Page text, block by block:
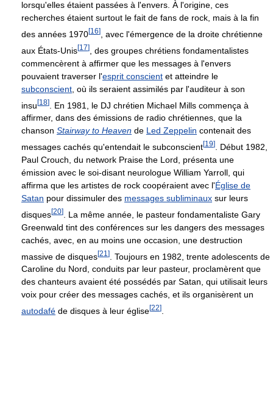
lorsqu'elles étaient passées à l'envers. À l'origine, ces
recherches étaient surtout le fait de fans de rock, mais à la fin
des années 1970[16]
, avec l'émergence de la droite chrétienne
aux États-Unis[17]
, des groupes chrétiens fondamentalistes
commencèrent à affirmer que les messages à l'envers
pouvaient traverser l'esprit conscient et atteindre le
subconscient , où ils seraient assimilés par l'auditeur à son
insu[18]
. En 1981, le DJ chrétien Michael Mills commença à
affirmer, dans des émissions de radio chrétiennes, que la
chanson Stairway to Heaven de Led Zeppelin contenait des
messages cachés qu'entendait le subconscient[19]
. Début 1982,
Paul Crouch, du network Praise the Lord, présenta une
émission avec le soi-disant neurologue William Yarroll, qui
affirma que les artistes de rock coopéraient avec l'Église de
Satan pour dissimuler des messages subliminaux sur leurs
disques[20]
. La même année, le pasteur fondamentaliste Gary
Greenwald tint des conférences sur les dangers des messages
cachés, avec, en au moins une occasion, une destruction
massive de disques[21 ]
. Toujours en 1982, trente adolescents de
Caroline du Nord, conduits par leur pasteur, proclamèrent que
des chanteurs avaient été possédés par Satan, qui utilisait leurs
voix pour créer des messages cachés, et ils organisèrent un
autodafé de disques à leur église[22]